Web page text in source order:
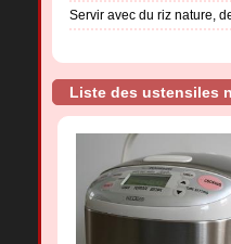
Servir avec du riz nature,
Liste des ustensiles